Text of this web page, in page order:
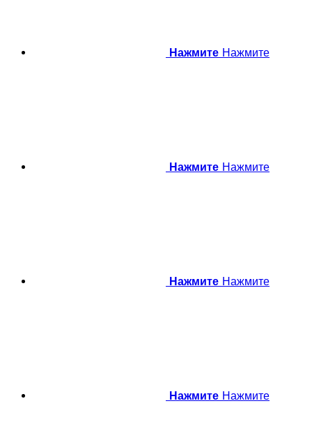
Нажмите Нажмите
Нажмите Нажмите
Нажмите Нажмите
Нажмите Нажмите